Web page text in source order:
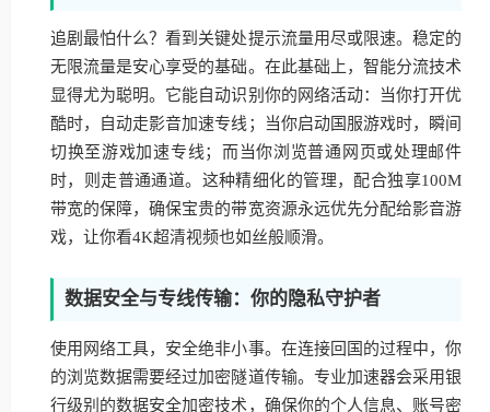
追剧最怕什么？看到关键处提示流量用尽或限速。稳定的
无限流量是安心享受的基础。在此基础上，智能分流技术
显得尤为聪明。它能自动识别你的网络活动：当你打开优
酷时，自动走影音加速专线；当你启动国服游戏时，瞬间
切换至游戏加速专线；而当你浏览普通网页或处理邮件
时，则走普通通道。这种精细化的管理，配合独享100M
带宽的保障，确保宝贵的带宽资源永远优先分配给影音游
戏，让你看4K超清视频也如丝般顺滑。
数据安全与专线传输：你的隐私守护者
使用网络工具，安全绝非小事。在连接回国的过程中，你
的浏览数据需要经过加密隧道传输。专业加速器会采用银
行级别的数据安全加密技术，确保你的个人信息、账号密